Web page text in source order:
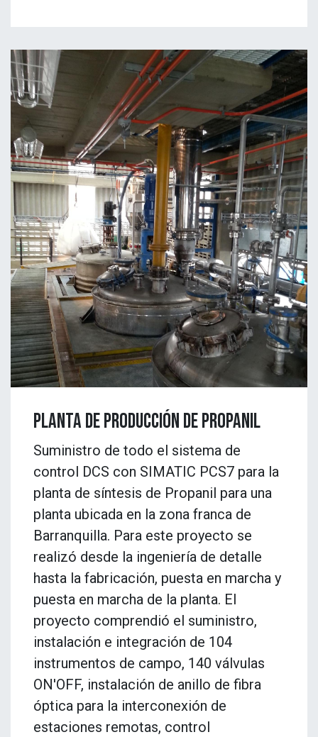
Planta de producción de propanil
Suministro de todo el sistema de
control DCS con SIMATIC PCS7 para la
planta de síntesis de Propanil para una
planta ubicada en la zona franca de
Barranquilla. Para este proyecto se
realizó desde la ingeniería de detalle
hasta la fabricación, puesta en marcha y
puesta en marcha de la planta. El
proyecto comprendió el suministro,
instalación e integración de 104
instrumentos de campo, 140 válvulas
ON'OFF, instalación de anillo de fibra
óptica para la interconexión de
estaciones remotas, control